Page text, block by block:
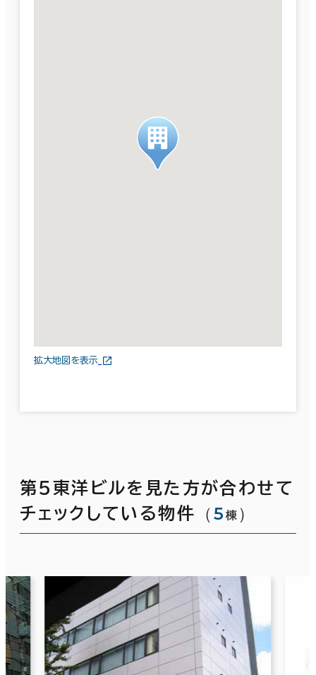
拡大地図を表示
第５東洋ビルを見た方が合わせて
チェックしている物件
（5 棟 ）